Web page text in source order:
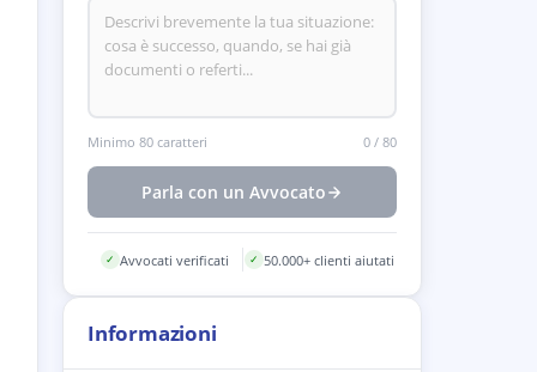
Minimo 80 caratteri 0 / 80
Parla con un Avvocato
✓ Avvocati verificati ✓ 50.000+ clienti aiutati
Informazioni